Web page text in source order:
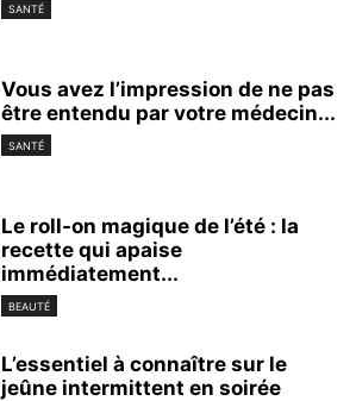
SANTÉ
Vous avez l’impression de ne pas
être entendu par votre médecin...
SANTÉ
Le roll-on magique de l’été : la
recette qui apaise
immédiatement...
BEAUTÉ
L’essentiel à connaître sur le
jeûne intermittent en soirée